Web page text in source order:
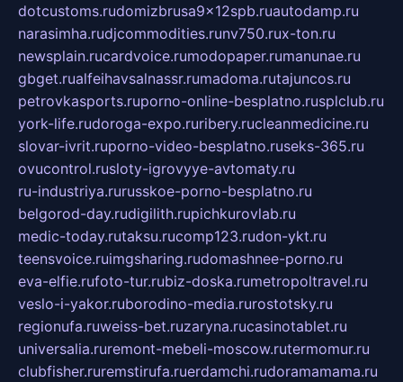
dotcustoms.rudomizbrusa9x12spb.ruautodamp.ru
narasimha.rudjcommodities.runv750.rux-ton.ru
newsplain.rucardvoice.rumodopaper.rumanunae.ru
gbget.rualfeihavsalnassr.rumadoma.rutajuncos.ru
petrovkasports.ruporno-online-besplatno.rusplclub.ru
york-life.rudoroga-expo.ruribery.rucleanmedicine.ru
slovar-ivrit.ruporno-video-besplatno.ruseks-365.ru
ovucontrol.rusloty-igrovyye-avtomaty.ru
ru-industriya.rurusskoe-porno-besplatno.ru
belgorod-day.rudigilith.rupichkurovlab.ru
medic-today.rutaksu.rucomp123.rudon-ykt.ru
teensvoice.ruimgsharing.rudomashnee-porno.ru
eva-elfie.rufoto-tur.rubiz-doska.rumetropoltravel.ru
veslo-i-yakor.ruborodino-media.rurostotsky.ru
regionufa.ruweiss-bet.ruzaryna.rucasinotablet.ru
universalia.ruremont-mebeli-moscow.rutermomur.ru
clubfisher.ruremstirufa.ruerdamchi.rudoramamama.ru